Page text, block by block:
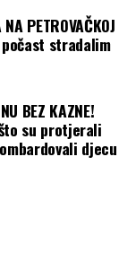
odluka je
sudijama
Semjuel Alito
nisu se složile
tako široko štiti
PETROVAČKOJ
počast stradalim
BEZ KAZNE!
su protjerali
djecu